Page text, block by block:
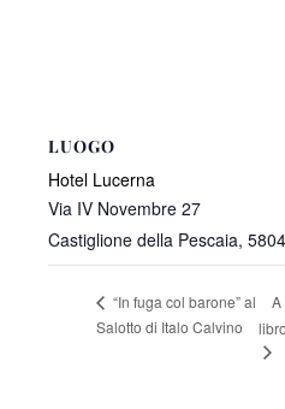
LUOGO
Hotel Lucerna
Via IV Novembre 27
Castiglione della Pescaia,
“In fuga col barone” al
Salotto di Italo Calvino
A